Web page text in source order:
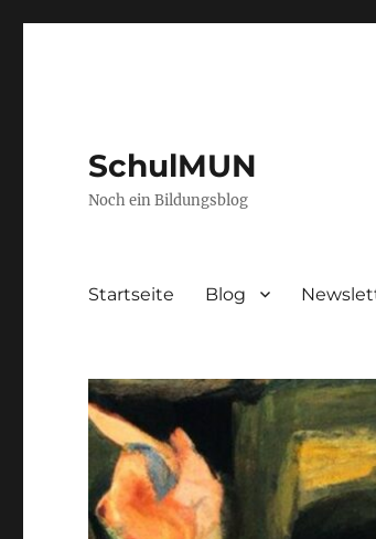
SchulMUN
Noch ein Bildungsblog
Startseite Blog